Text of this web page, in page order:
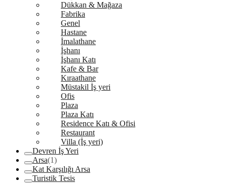
Dükkan & Mağaza
Fabrika
Genel
Hastane
İmalathane
İşhanı
İşhanı Katı
Kafe & Bar
Kıraathane
Müstakil İş yeri
Ofis
Plaza
Plaza Katı
Residence Katı & Ofisi
Restaurant
Villa (İş yeri)
Devren İş Yeri
Arsa(1)
Kat Karşılığı Arsa
Turistik Tesis